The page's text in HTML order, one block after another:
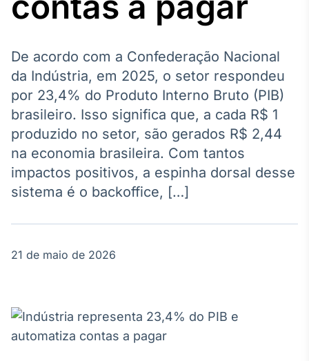
Agro
Broadcast
Político
Os bastidores da
política em
Energia
Broadcast
Plataforma para
De acordo com a Confederação Nacional
da Indústria, em 2025, o setor respondeu
por 23,4% do Produto Interno Bruto (PIB)
brasileiro. Isso significa que, a cada R$ 1
produzido no setor, são gerados R$ 2,44
na economia brasileira. Com tantos
impactos positivos, a espinha dorsal desse
sistema é o backoffice, […]
21 de maio de 2026